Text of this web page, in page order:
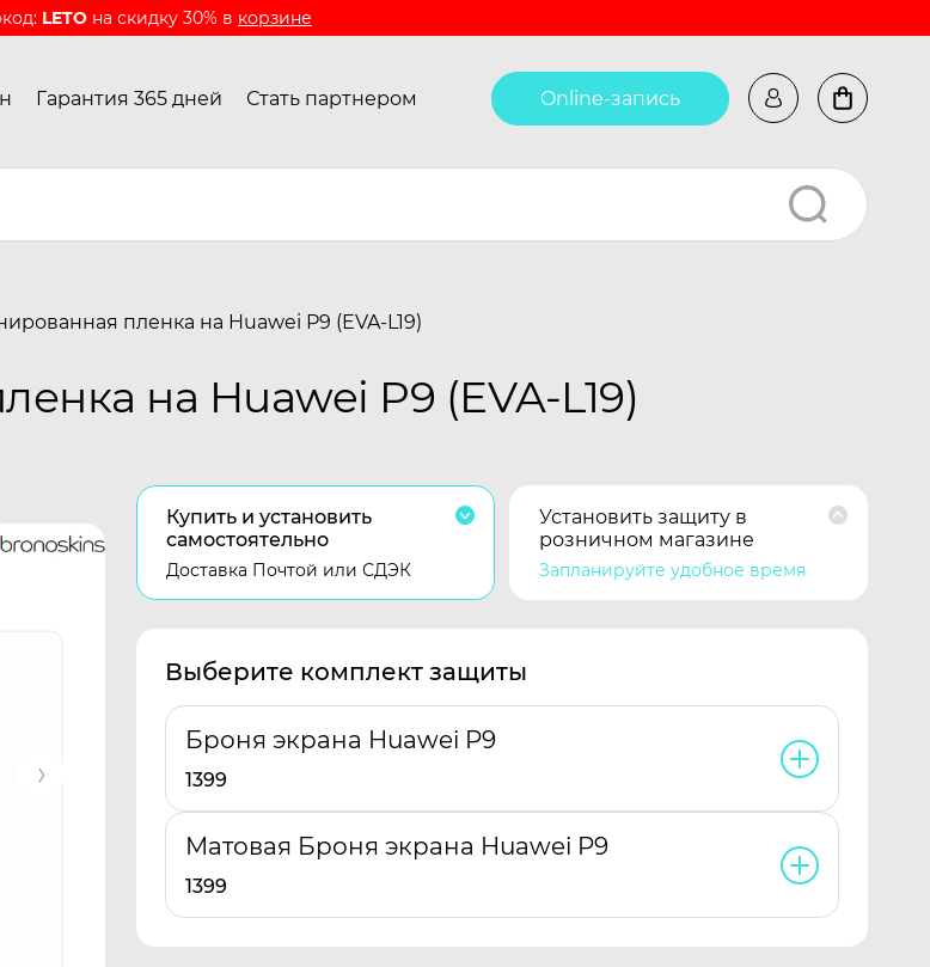
LETO на скидку 30% в корзине
Гарантия 365 дней Стать партнером Online-запись
пленка на Huawei P9 (EVA-L19)
на Huawei P9 (EVA-L19)
Купить и установить
самостоятельно
Доставка Почтой или СДЭК
Установить защиту в
розничном магазине
Запланируйте удобное время
Выберите комплект защиты
Броня экрана Huawei P9
1399
Матовая Броня экрана Huawei P9
1399